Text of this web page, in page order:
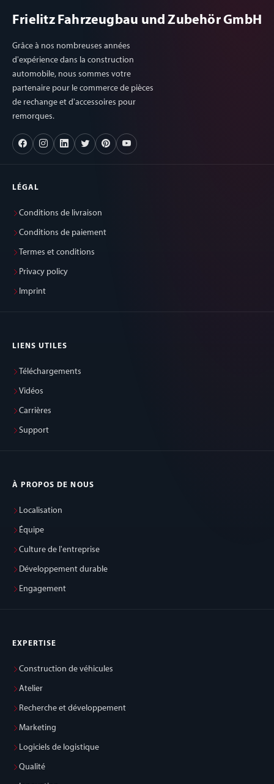
Frielitz Fahrzeugbau und Zubehör GmbH
Grâce à nos nombreuses années
d'expérience dans la construction
automobile, nous sommes votre
partenaire pour le commerce de pièces
de rechange et d'accessoires pour
remorques.
LÉGAL
Conditions de livraison
Conditions de paiement
Termes et conditions
Privacy policy
Imprint
LIENS UTILES
Téléchargements
Vidéos
Carrières
Support
À PROPOS DE NOUS
Localisation
Équipe
Culture de l'entreprise
Développement durable
Engagement
EXPERTISE
Construction de véhicules
Atelier
Recherche et développement
Marketing
Logiciels de logistique
Qualité